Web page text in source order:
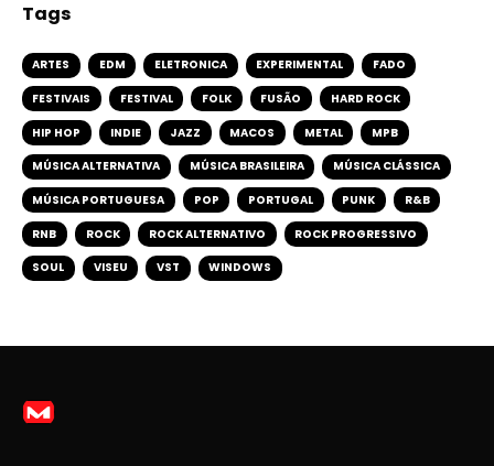
Tags
ARTES EDM ELETRONICA EXPERIMENTAL FADO
FESTIVAIS FESTIVAL FOLK FUSÃO HARD ROCK
HIP HOP INDIE JAZZ MACOS METAL MPB
MÚSICA ALTERNATIVA MÚSICA BRASILEIRA MÚSICA CLÁSSICA
MÚSICA PORTUGUESA POP PORTUGAL PUNK R&B
RNB ROCK ROCK ALTERNATIVO ROCK PROGRESSIVO
SOUL VISEU VST WINDOWS